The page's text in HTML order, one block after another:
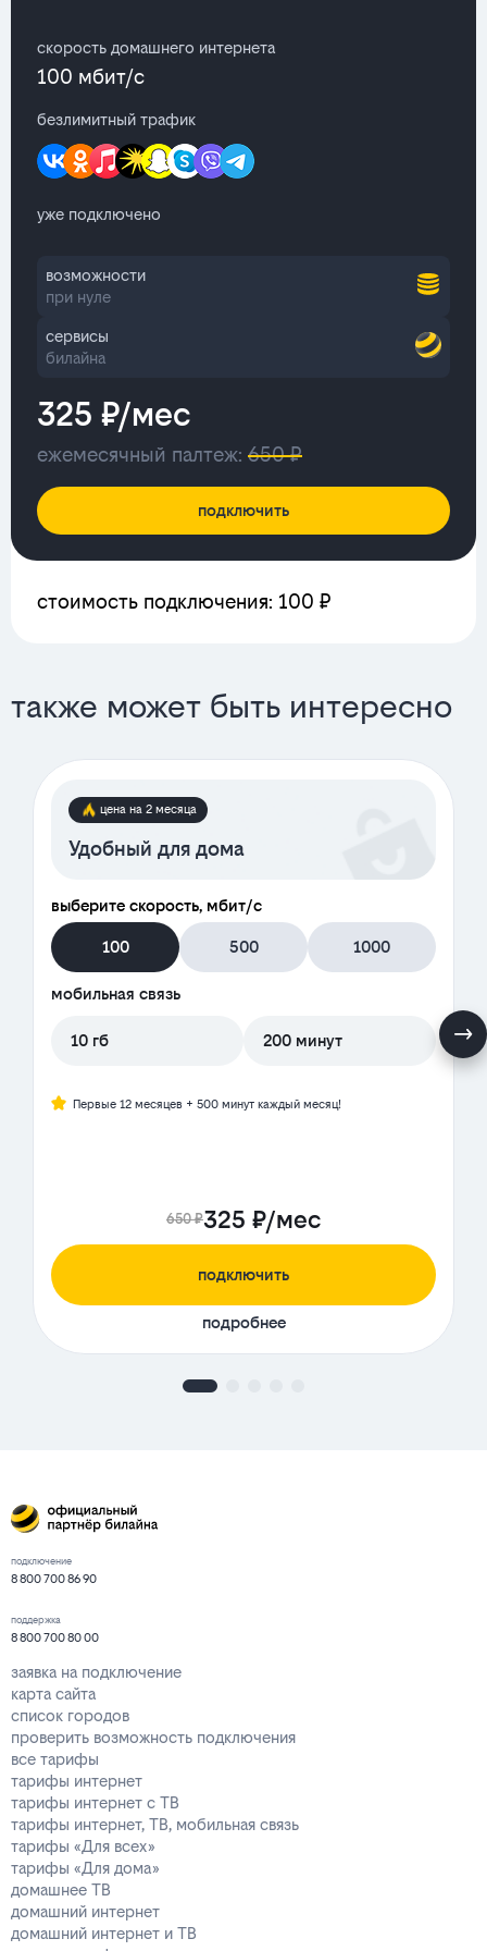
скорость домашнего интернета
100 мбит/с
безлимитный трафик
уже подключено
возможности
при нуле
сервисы
билайна
325 ₽/мес
ежемесячный палтеж: 650 ₽
подключить
стоимость подключения: 100 ₽
также может быть интересно
цена на 2 месяца
Удобный для дома
выберите скорость, мбит/с
100 500 1000
мобильная связь
10 гб 200 минут
Первые 12 месяцев + 500 минут каждый месяц!
650 ₽325 ₽/мес
подключить
подробнее
подключение
8 800 700 86 90
поддержка
8 800 700 80 00
заявка на подключение
карта сайта
список городов
проверить возможность подключения
все тарифы
тарифы интернет
тарифы интернет с ТВ
тарифы интернет, ТВ, мобильная связь
тарифы «Для всех»
тарифы «Для дома»
домашнее ТВ
домашний интернет
домашний интернет и ТВ